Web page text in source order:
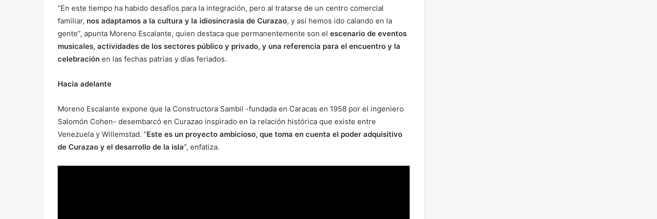
“En este tiempo ha habido desafíos para la integración, pero al tratarse de un centro comercial
familiar, nos adaptamos a la cultura y la idiosincrasia de Curazao, y así hemos ido calando en la
gente”, apunta Moreno Escalante, quien destaca que permanentemente son el escenario de eventos
musicales, actividades de los sectores público y privado, y una referencia para el encuentro y la
celebración en las fechas patrias y días feriados.
Hacia adelante
Moreno Escalante expone que la Constructora Sambil -fundada en Caracas en 1958 por el ingeniero
Salomón Cohen- desembarcó en Curazao inspirado en la relación histórica que existe entre
Venezuela y Willemstad. “Este es un proyecto ambicioso, que toma en cuenta el poder adquisitivo
de Curazao y el desarrollo de la isla”, enfatiza.